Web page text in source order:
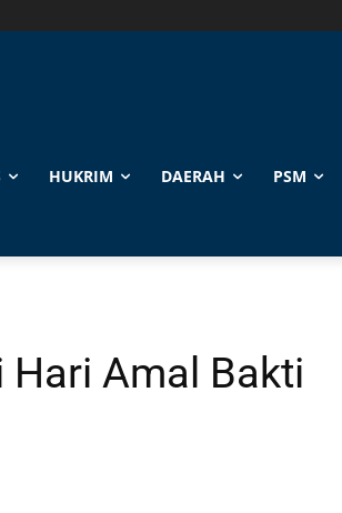
HUKRIM DAERAH PSM
Hari Amal Bakti